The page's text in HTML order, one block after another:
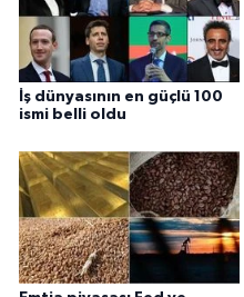
İş dünyasının en güçlü 100
ismi belli oldu